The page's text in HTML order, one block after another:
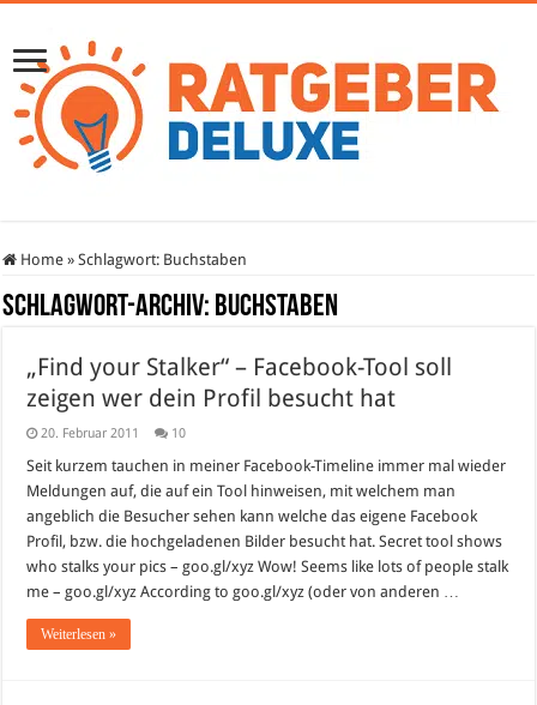
Home » Schlagwort: Buchstaben
Schlagwort-Archiv: Buchstaben
„Find your Stalker“ – Facebook-Tool soll
zeigen wer dein Profil besucht hat
20. Februar 2011 10
Seit kurzem tauchen in meiner Facebook-Timeline immer mal wieder
Meldungen auf, die auf ein Tool hinweisen, mit welchem man
angeblich die Besucher sehen kann welche das eigene Facebook
Profil, bzw. die hochgeladenen Bilder besucht hat. Secret tool shows
who stalks your pics – goo.gl/xyz Wow! Seems like lots of people stalk
me – goo.gl/xyz According to goo.gl/xyz (oder von anderen …
Weiterlesen »